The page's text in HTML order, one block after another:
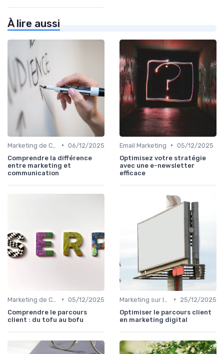
À lire aussi
• 06/12/2025
Comprendre la différence
entre marketing et
communication
Email Marketing • 05/12/2025
Optimisez votre stratégie
avec une e-newsletter
efficace
• 05/12/2025
Comprendre le parcours
client : du tofu au bofu
•
25/12/2025
Optimiser le parcours client
en marketing digital